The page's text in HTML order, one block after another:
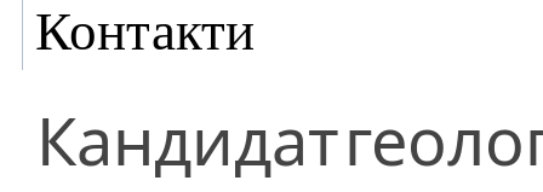
Контакти
Кандидат